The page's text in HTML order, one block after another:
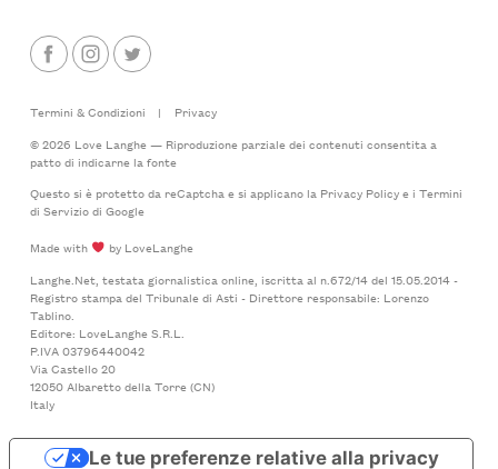
Termini & Condizioni |
Privacy
© 2026 Love Langhe — Riproduzione parziale dei contenuti consentita a
patto di indicarne la fonte
Questo si è protetto da reCaptcha e si applicano la Privacy Policye i Termini
di Serviziodi Google
Made with
by LoveLanghe
Langhe.Net, testata giornalistica online, iscritta al n.672/14 del 15.05.2014 -
Registro stampa del Tribunale di Asti - Direttore responsabile: Lorenzo
Tablino.
Editore: LoveLanghe S.R.L.
P.IVA 03796440042
Via Castello 20
12050 Albaretto della Torre (CN)
Italy
Le tue preferenze relative alla privacy